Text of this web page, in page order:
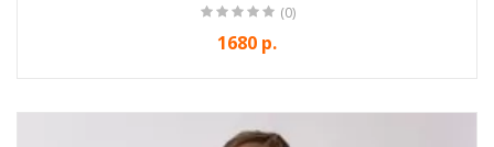
(0)
1680 р.